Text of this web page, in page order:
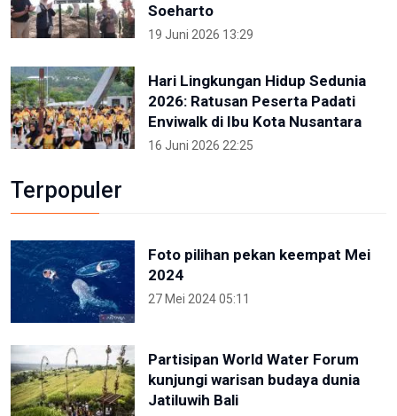
Soeharto
19 Juni 2026 13:29
Hari Lingkungan Hidup Sedunia
2026: Ratusan Peserta Padati
Enviwalk di Ibu Kota Nusantara
16 Juni 2026 22:25
Terpopuler
Foto pilihan pekan keempat Mei
2024
27 Mei 2024 05:11
Partisipan World Water Forum
kunjungi warisan budaya dunia
Jatiluwih Bali